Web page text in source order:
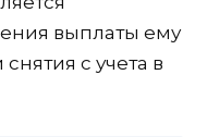
выплаты ему
с учета в